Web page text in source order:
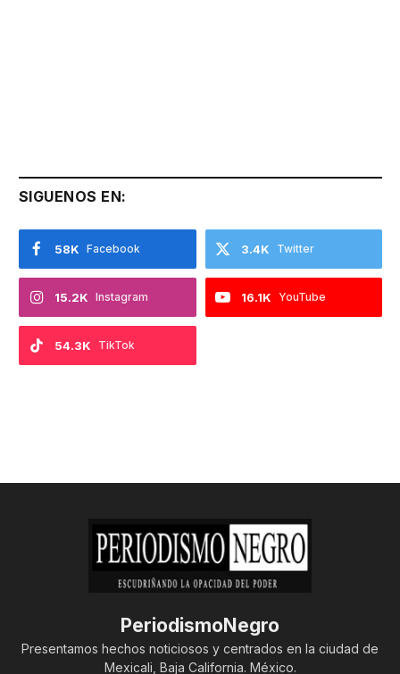
SIGUENOS EN:
Facebook
58K Twitter
3.4K
Instagram
15.2K YouTube
16.1K
TikTok
54.3K
PeriodismoNegro
Presentamos hechos noticiosos y centrados en la ciudad de
Mexicali, Baja California. México.